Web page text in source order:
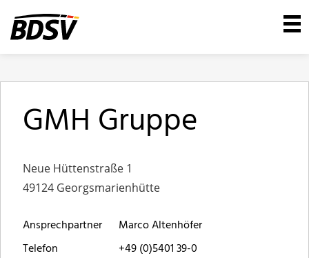
GMH Gruppe
Neue Hüttenstraße 1
49124 Georgsmarienhütte
Ansprechpartner
Marco Altenhöfer
Telefon
+49 (0)5401 39-0